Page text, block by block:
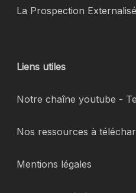
La Prospection
Liens utiles
Notre chaîne youtube -
Nos ressources à
Mentions légales